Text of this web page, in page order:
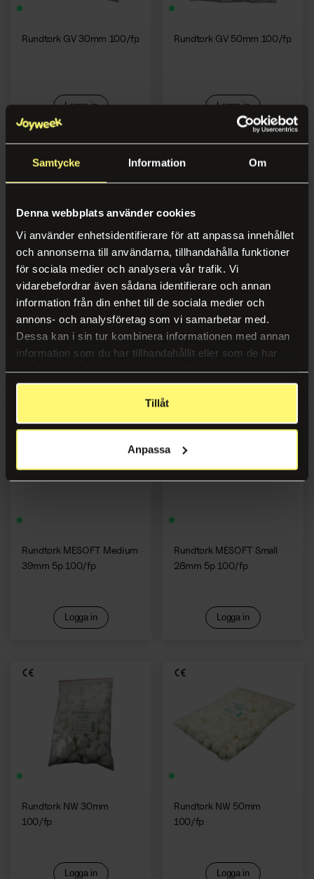
Samtycke Information Om
Denna webbplats använder cookies
Vi använder enhetsidentifierare för att anpassa innehållet
och annonserna till användarna, tillhandahålla funktioner
för sociala medier och analysera vår trafik. Vi
vidarebefordrar även sådana identifierare och annan
information från din enhet till de sociala medier och
annons- och analysföretag som vi samarbetar med.
Dessa kan i sin tur kombinera informationen med annan
information som du har tillhandahållit eller som de har
samlat in när du har använt deras tjänster.
Tillåt
Anpassa
Rundtork GV 30mm 100/fp
Logga in
Rundtork GV 50mm 100/fp
Logga in
30mm 75/fp
Rundtork MESOFT Medium
39mm 5p 100/fp
Logga in
Rundtork MESOFT Small
28mm 5p 100/fp
Logga in
Rundtork NW 30mm
100/fp
Logga in
Rundtork NW 50mm
100/fp
Logga in